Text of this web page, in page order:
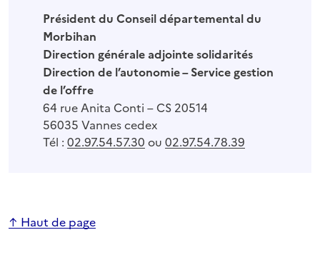
Président du Conseil départemental du
Morbihan
Direction générale adjointe solidarités
Direction de l’autonomie – Service gestion
de l’offre
64 rue Anita Conti – CS 20514
56035 Vannes cedex
Tél : 02.97.54.57.30 ou 02.97.54.78.39
↑ Haut de page